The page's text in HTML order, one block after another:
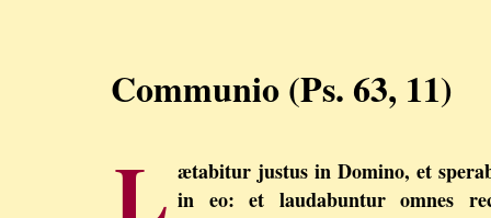
Communio (Ps. 63, 11)
ætabitur justus in Domino, et
in eo: et laudabuntur omnes